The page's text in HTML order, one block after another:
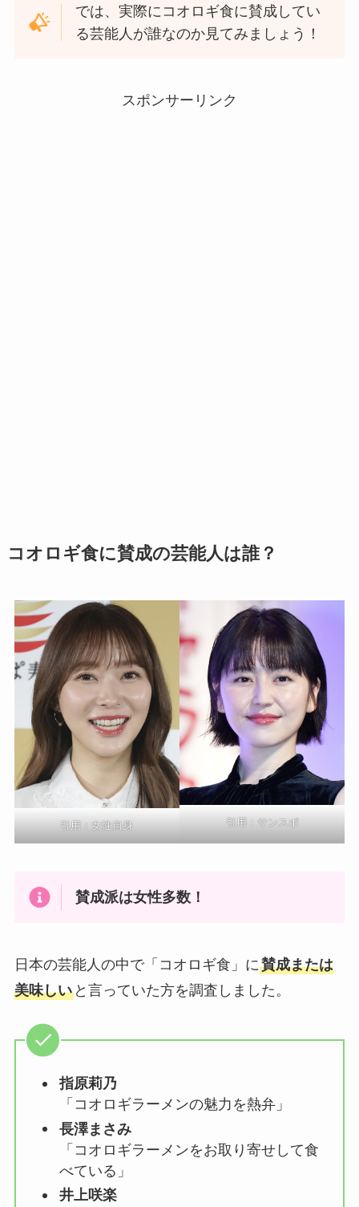
では、実際にコオロギ食に賛成してい
る芸能人が誰なのか見てみましょう！
スポンサーリンク
コオロギ食に賛成の芸能人は誰？
引用： 女性自身 引用： サンスポ
賛成派は女性多数！
日本の芸能人の中で「コオロギ食」に賛成または
美味しいと言っていた方を調査しました。
指原莉乃
「コオロギラーメンの魅力を熱弁」
長澤まさみ
「コオロギラーメンをお取り寄せして食
べている」
井上咲楽